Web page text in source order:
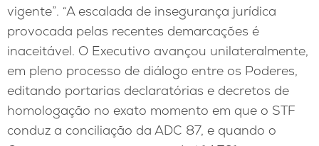
vigente”. “A escalada de insegurança jurídica
provocada pelas recentes demarcações é
inaceitável. O Executivo avançou unilateralmente,
em pleno processo de diálogo entre os Poderes,
editando portarias declaratórias e decretos de
homologação no exato momento em que o STF
conduz a conciliação da ADC 87, e quando o